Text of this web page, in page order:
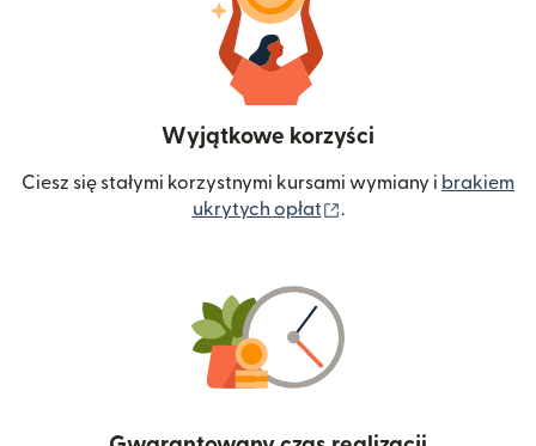
Wyjątkowe korzyści
Ciesz się stałymi korzystnymi kursami wymiany i brakiem
ukrytych opłat
.